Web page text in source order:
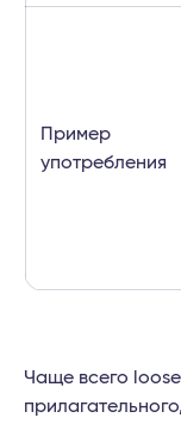
Пример
употребления
Чаще всего loose